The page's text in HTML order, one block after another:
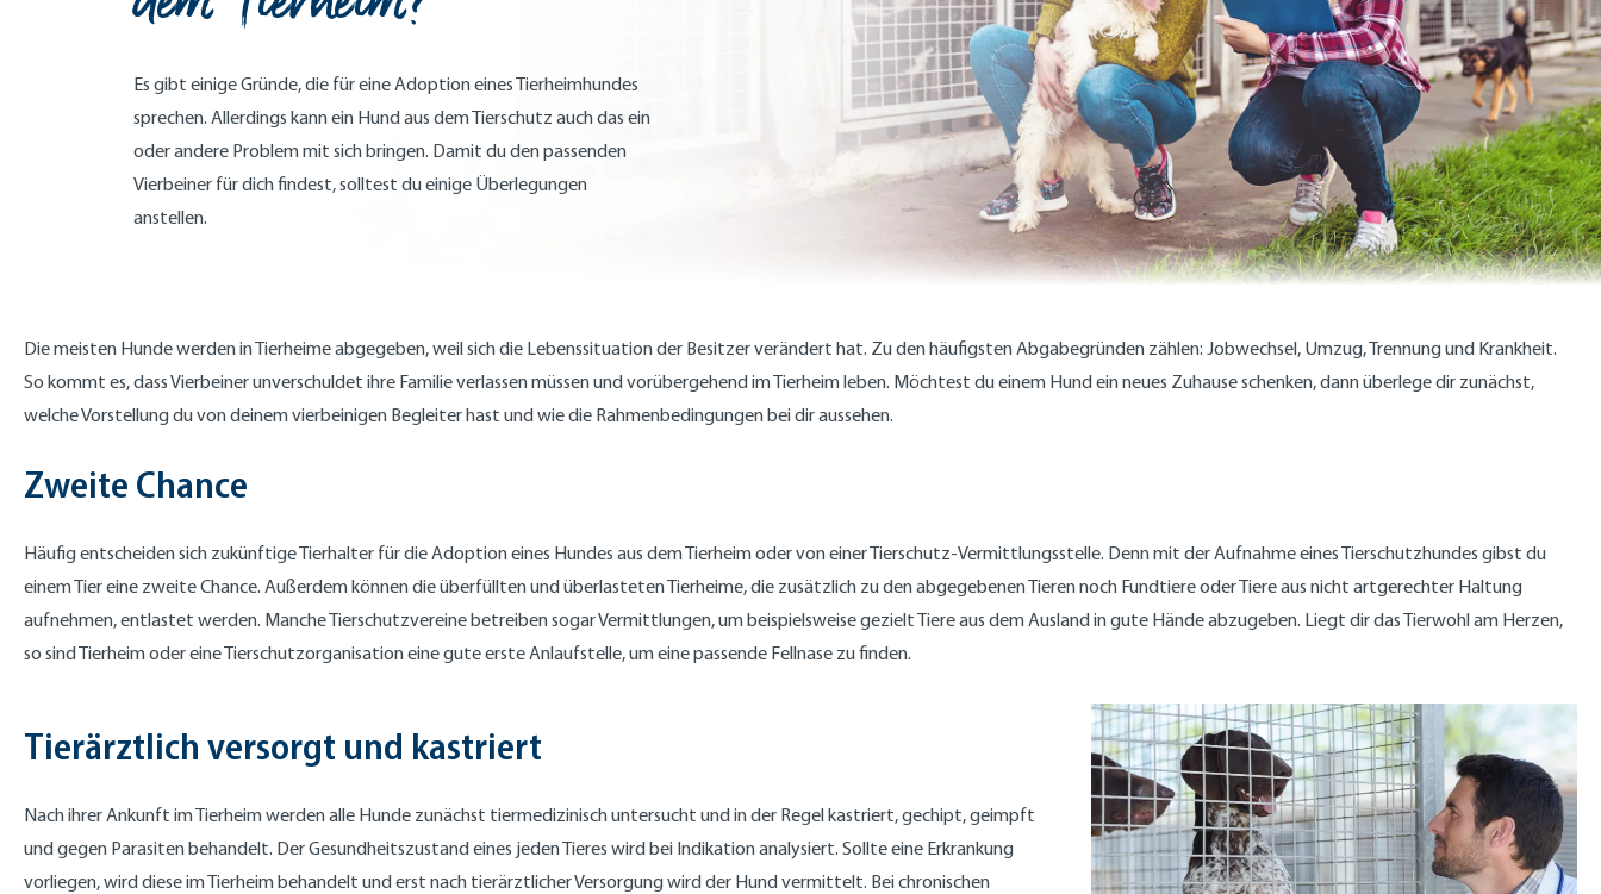
Es gibt einige Gründe, die für eine Adoption eines Tierheimhundes
sprechen. Allerdings kann ein Hund aus dem Tierschutz auch das ein
oder andere Problem mit sich bringen. Damit du den passenden
Vierbeiner für dich findest, solltest du einige Überlegungen
anstellen.
Die meisten Hunde werden in Tierheime abgegeben, weil sich die Lebenssituation der Besitzer verändert hat. Zu den häufigsten Abgabegründen zählen: Jobwechsel, Umzug, Trennung und Krankheit.
So kommt es, dass Vierbeiner unverschuldet ihre Familie verlassen müssen und vorübergehend im Tierheim leben. Möchtest du einem Hund ein neues Zuhause schenken, dann überlege dir zunächst,
welche Vorstellung du von deinem vierbeinigen Begleiter hast und wie die Rahmenbedingungen bei dir aussehen.
Zweite Chance
Häufig entscheiden sich zukünftige Tierhalter für die Adoption eines Hundes aus dem Tierheim oder von einer Tierschutz-Vermittlungsstelle. Denn mit der Aufnahme eines Tierschutzhundes gibst du
einem Tier eine zweite Chance. Außerdem können die überfüllten und überlasteten Tierheime, die zusätzlich zu den abgegebenen Tieren noch Fundtiere oder Tiere aus nicht artgerechter Haltung
aufnehmen, entlastet werden. Manche Tierschutzvereine betreiben sogar Vermittlungen, um beispielsweise gezielt Tiere aus dem Ausland in gute Hände abzugeben. Liegt dir das Tierwohl am Herzen,
so sind Tierheim oder eine Tierschutzorganisation eine gute erste Anlaufstelle, um eine passende Fellnase zu finden.
Tierärztlich versorgt und kastriert
Nach ihrer Ankunft im Tierheim werden alle Hunde zunächst tiermedizinisch untersucht und in der Regel kastriert, gechipt, geimpft
und gegen Parasiten behandelt. Der Gesundheitszustand eines jeden Tieres wird bei Indikation analysiert. Sollte eine Erkrankung
vorliegen, wird diese im Tierheim behandelt und erst nach tierärztlicher Versorgung wird der Hund vermittelt. Bei chronischen